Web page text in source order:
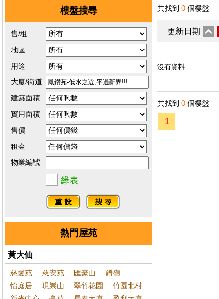
樓盤搜尋
售/租
地區
用途
大廈/街道
建築面積
實用面積
售價
租金
物業編號
熱門屋苑
黃大仙
慈愛苑 慈安苑 匯豪山
鑽嶺
怡庭居
現崇山 翠竹花園
竹園北村
共找到 0 個樓盤
更新日期
沒有資料...
共找到 0 個樓盤
1